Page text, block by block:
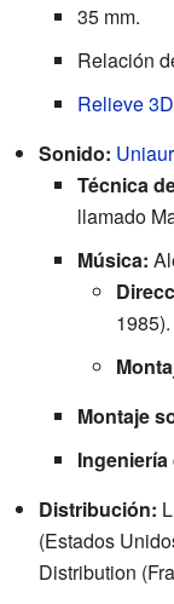
35 mm.
Relación
Relieve 3D
Sonido:
Técnica
llamado
Música:
1985).
Montaje
Distribución:
(Estados
Distribution